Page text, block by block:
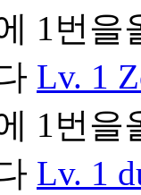
1번을
Lv. 1
1번을
Lv. 1